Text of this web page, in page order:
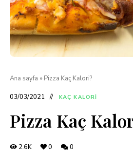
Ana sayfa » Pizza Kaç Kalori?
03/03/2021 KAÇ KALORI
Pizza Kaç
2.6K 0 0